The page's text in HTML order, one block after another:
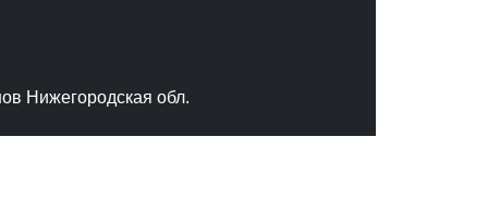
Нижегородская обл.